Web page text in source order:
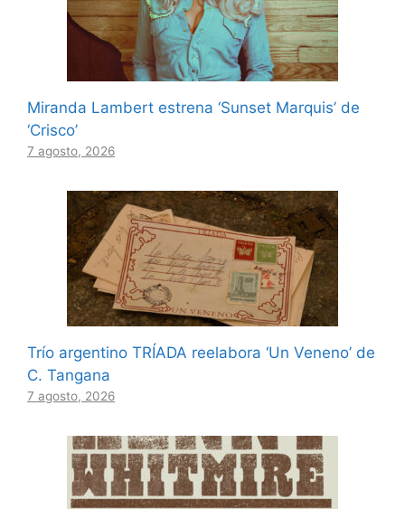
Miranda Lambert estrena ‘Sunset Marquis’ de
‘Crisco’
7 agosto, 2026
Trío argentino TRÍADA reelabora ‘Un Veneno’ de
C. Tangana
7 agosto, 2026